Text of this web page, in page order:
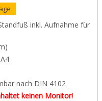
inkl. Aufnahme für
nach DIN 4102
keinen Monitor!